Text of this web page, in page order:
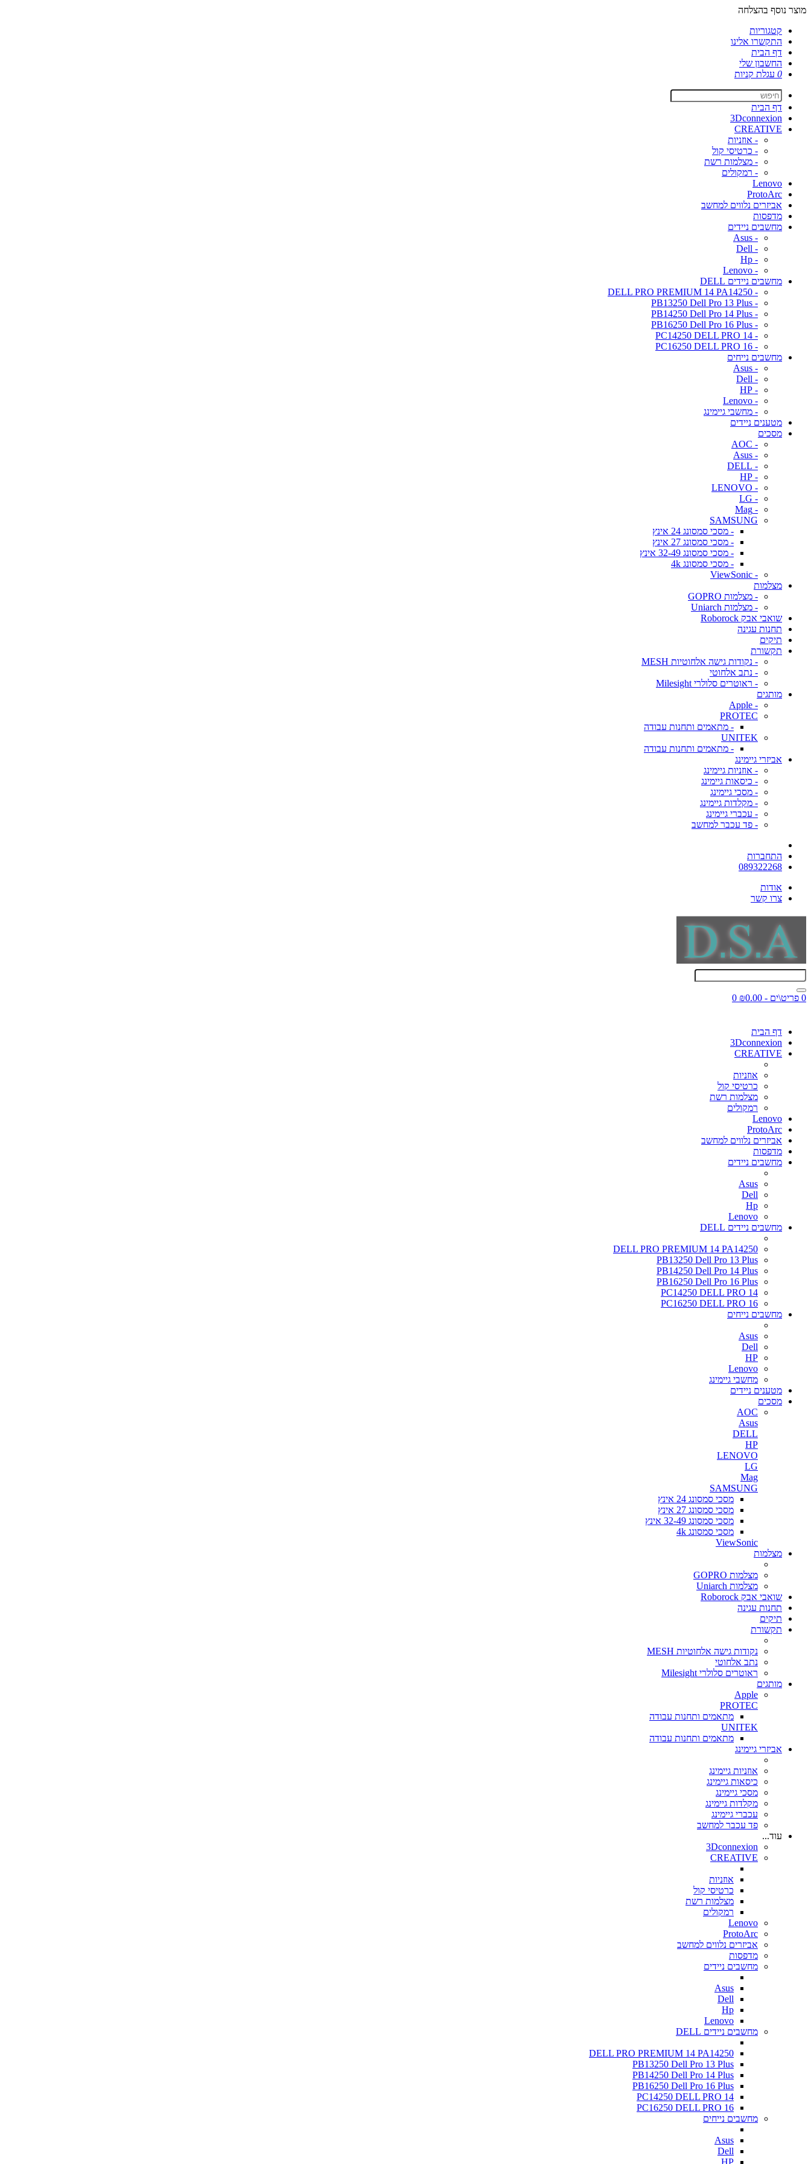
מוצר נוסף בהצלחה
קטגוריות
התקשרו אלינו
דף הבית
החשבון שלי
0 עגלת קניות
דף הבית
3Dconnexion
CREATIVE
- אוזניות
- כרטיסי קול
- מצלמות רשת
- רמקולים
Lenovo
ProtoArc
אביזרים נלווים למחשב
מדפסות
מחשבים ניידים
- Asus
- Dell
- Hp
- Lenovo
מחשבים ניידים DELL
- DELL PRO PREMIUM 14 PA14250
- PB13250 Dell Pro 13 Plus
- PB14250 Dell Pro 14 Plus
- PB16250 Dell Pro 16 Plus
- PC14250 DELL PRO 14
- PC16250 DELL PRO 16
מחשבים נייחים
- Asus
- Dell
- HP
- Lenovo
- מחשבי גיימינג
מטענים ניידים
מסכים
- AOC
- Asus
- DELL
- HP
- LENOVO
- LG
- Mag
SAMSUNG
- מסכי סמסונג 24 אינץ
- מסכי סמסונג 27 אינץ
- מסכי סמסונג 32-49 אינץ
- מסכי סמסונג 4k
- ViewSonic
מצלמות
- מצלמות GOPRO
- מצלמות Uniarch
שואבי אבק Roborock
תחנות עגינה
תיקים
תקשורת
- נקודות גישה אלחוטיות MESH
- נתב אלחוטי
- ראוטרים סלולרי Milesight
מותגים
- Apple
PROTEC
- מתאמים ותחנות עבודה
UNITEK
- מתאמים ותחנות עבודה
אביזרי גיימינג
- אוזניות גיימינג
- כיסאות גיימינג
- מסכי גיימינג
- מקלדות גיימינג
- עכברי גיימינג
- פד עכבר למחשב
התחברות
089322268
אודות
צרו קשר
0 פריט\ים - ₪0.00 0
דף הבית
3Dconnexion
CREATIVE
אוזניות
כרטיסי קול
מצלמות רשת
רמקולים
Lenovo
ProtoArc
אביזרים נלווים למחשב
מדפסות
מחשבים ניידים
Asus
Dell
Hp
Lenovo
מחשבים ניידים DELL
DELL PRO PREMIUM 14 PA14250
PB13250 Dell Pro 13 Plus
PB14250 Dell Pro 14 Plus
PB16250 Dell Pro 16 Plus
PC14250 DELL PRO 14
PC16250 DELL PRO 16
מחשבים נייחים
Asus
Dell
HP
Lenovo
מחשבי גיימינג
מטענים ניידים
מסכים
AOC
Asus
DELL
HP
LENOVO
LG
Mag
SAMSUNG
מסכי סמסונג 24 אינץ
מסכי סמסונג 27 אינץ
מסכי סמסונג 32-49 אינץ
מסכי סמסונג 4k
ViewSonic
מצלמות
מצלמות GOPRO
מצלמות Uniarch
שואבי אבק Roborock
תחנות עגינה
תיקים
תקשורת
נקודות גישה אלחוטיות MESH
נתב אלחוטי
ראוטרים סלולרי Milesight
מותגים
Apple
PROTEC
מתאמים ותחנות עבודה
UNITEK
מתאמים ותחנות עבודה
אביזרי גיימינג
אוזניות גיימינג
כיסאות גיימינג
מסכי גיימינג
מקלדות גיימינג
עכברי גיימינג
פד עכבר למחשב
עוד...
3Dconnexion
CREATIVE
אוזניות
כרטיסי קול
מצלמות רשת
רמקולים
Lenovo
ProtoArc
אביזרים נלווים למחשב
מדפסות
מחשבים ניידים
Asus
Dell
Hp
Lenovo
מחשבים ניידים DELL
DELL PRO PREMIUM 14 PA14250
PB13250 Dell Pro 13 Plus
PB14250 Dell Pro 14 Plus
PB16250 Dell Pro 16 Plus
PC14250 DELL PRO 14
PC16250 DELL PRO 16
מחשבים נייחים
Asus
Dell
HP